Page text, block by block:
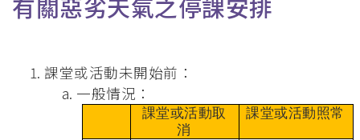
結
有關惡劣天氣之停課安排
課堂或活動未開始前：
一般情況：
課堂或活動取
消
課堂或活動照常